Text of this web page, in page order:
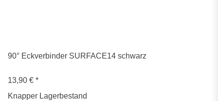
90° Eckverbinder SURFACE14 schwarz
13,90 € *
Knapper Lagerbestand